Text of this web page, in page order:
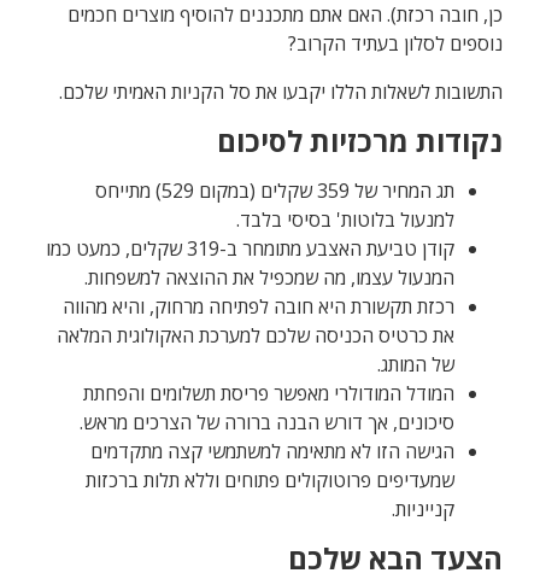
כן, חובה רכזת). האם אתם מתכננים להוסיף מוצרים חכמים
נוספים לסלון בעתיד הקרוב?
התשובות לשאלות הללו יקבעו את סל הקניות האמיתי שלכם.
נקודות מרכזיות לסיכום
תג המחיר של 359 שקלים (במקום 529) מתייחס
למנעול בלוטות' בסיסי בלבד.
קודן טביעת האצבע מתומחר ב-319 שקלים, כמעט כמו
המנעול עצמו, מה שמכפיל את ההוצאה למשפחות.
רכזת תקשורת היא חובה לפתיחה מרחוק, והיא מהווה
את כרטיס הכניסה שלכם למערכת האקולוגית המלאה
של המותג.
המודל המודולרי מאפשר פריסת תשלומים והפחתת
סיכונים, אך דורש הבנה ברורה של הצרכים מראש.
הגישה הזו לא מתאימה למשתמשי קצה מתקדמים
שמעדיפים פרוטוקולים פתוחים וללא תלות ברכזות
קנייניות.
הצעד הבא שלכם